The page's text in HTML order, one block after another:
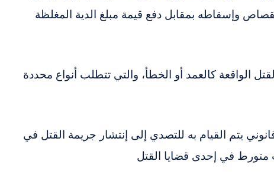
وإسقاطه بمقابل دفع قيمة مبلغ الدية المغلظة
الواقعة كالعمد أو الخطأ، والتي تتطلب أنواع محددة
يتم القيام به للتصدي إلى إنتشار جريمة القتل في
متورط في إحدى قضايا القتل